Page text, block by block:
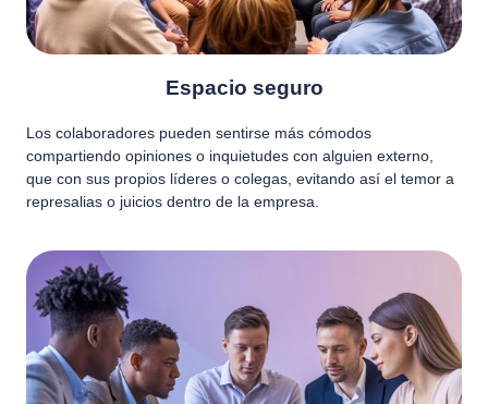
Espacio seguro
Los colaboradores pueden sentirse más cómodos
compartiendo opiniones o inquietudes con alguien externo,
que con sus propios líderes o colegas, evitando así el temor a
represalias o juicios dentro de la empresa.